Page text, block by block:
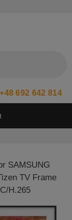
+48 692 642 814
SAMSUNG
TV Frame
H.265